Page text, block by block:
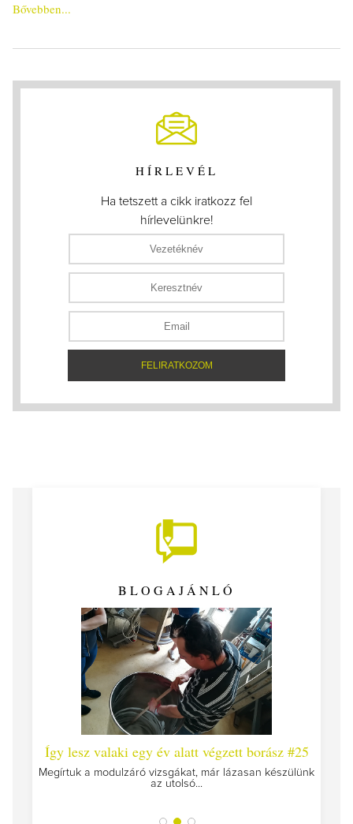
Bővebben...
HÍRLEVÉL
Ha tetszett a cikk iratkozz fel
hírlevelünkre!
BLOGAJÁNLÓ
Így lesz valaki egy év alatt végzett borász #25
Megírtuk a modulzáró vizsgákat, már lázasan készülünk
az utolsó...